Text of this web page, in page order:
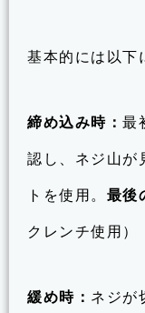
基本的には以下
締め込み時： 最
認し、ネジ山が
トを使用。 最後
クレンチ使用）
緩め時： ネジが